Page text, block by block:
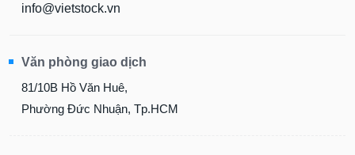
info@vietstock.vn
Văn phòng giao dịch
81/10B Hồ Văn Huê,
Phường Đức Nhuận, Tp.HCM